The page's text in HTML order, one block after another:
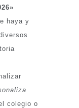
haya y
colegio o